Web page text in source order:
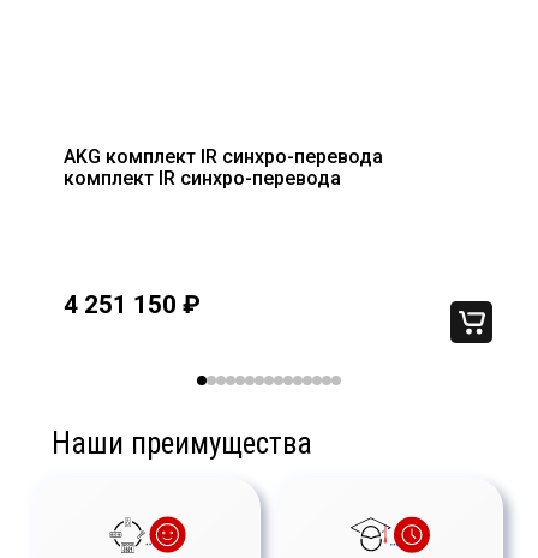
AKG комплект IR синхро-перевода
комплект IR синхро-перевода
4 251 150 ₽
Наши преимущества